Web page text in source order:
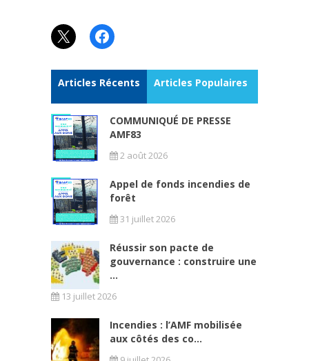
X Facebook
Articles Récents Articles Populaires
COMMUNIQUÉ DE PRESSE
AMF83
2 août 2026
Appel de fonds incendies de
forêt
31 juillet 2026
Réussir son pacte de
gouvernance : construire une
...
13 juillet 2026
Incendies : l’AMF mobilisée
aux côtés des co...